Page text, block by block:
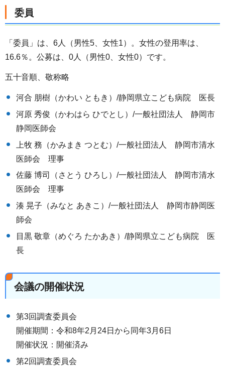
委員
「委員」は、6人（男性5、女性1）。女性の登用率は、
16.6％。公募は、0人（男性0、女性0）です。
五十音順、敬称略
河合 朋樹（かわい ともき）/静岡県立こども病院 医長
河原 秀俊（かわはら ひでとし）/一般社団法人 静岡市
静岡医師会
上牧 務（かみまき つとむ）/一般社団法人 静岡市清水
医師会 理事
佐藤 博司（さとう ひろし）/一般社団法人 静岡市清水
医師会 理事
湊 晃子（みなと あきこ）/一般社団法人 静岡市静岡医
師会
目黒 敬章（めぐろ たかあき）/静岡県立こども病院 医
長
会議の開催状況
第3回調査委員会
開催期間：令和8年2月24日から同年3月6日
開催状況：開催済み
第2回調査委員会